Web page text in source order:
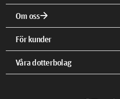
Om ossarrow_forward
För kunder
Våra dotterbolag